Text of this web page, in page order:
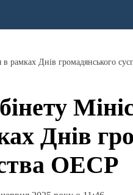
рамках Днів громадянського
Днів
ОЕСР